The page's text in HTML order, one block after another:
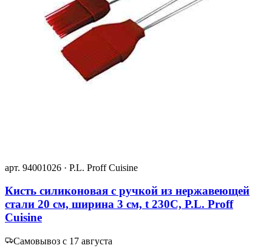
арт. 94001026 · P.L. Proff Cuisine
Кисть силиконовая с ручкой из нержавеющей
стали 20 см, ширина 3 см, t 230С, P.L. Proff
Cuisine
Самовывоз с 17 августа